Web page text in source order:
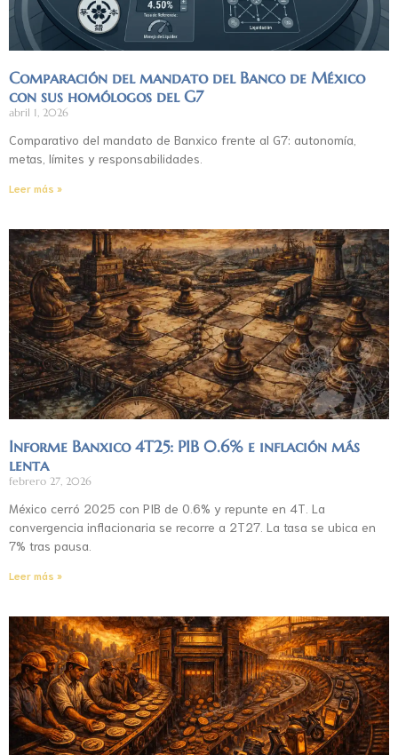
Comparación del mandato del Banco de México
con sus homólogos del G7
abril 1, 2026
Comparativo del mandato de Banxico frente al G7: autonomía,
metas, límites y responsabilidades.
Leer más »
Informe Banxico 4T25: PIB 0.6% e inflación más
lenta
febrero 27, 2026
México cerró 2025 con PIB de 0.6% y repunte en 4T. La
convergencia inflacionaria se recorre a 2T27. La tasa se ubica en
7% tras pausa.
Leer más »